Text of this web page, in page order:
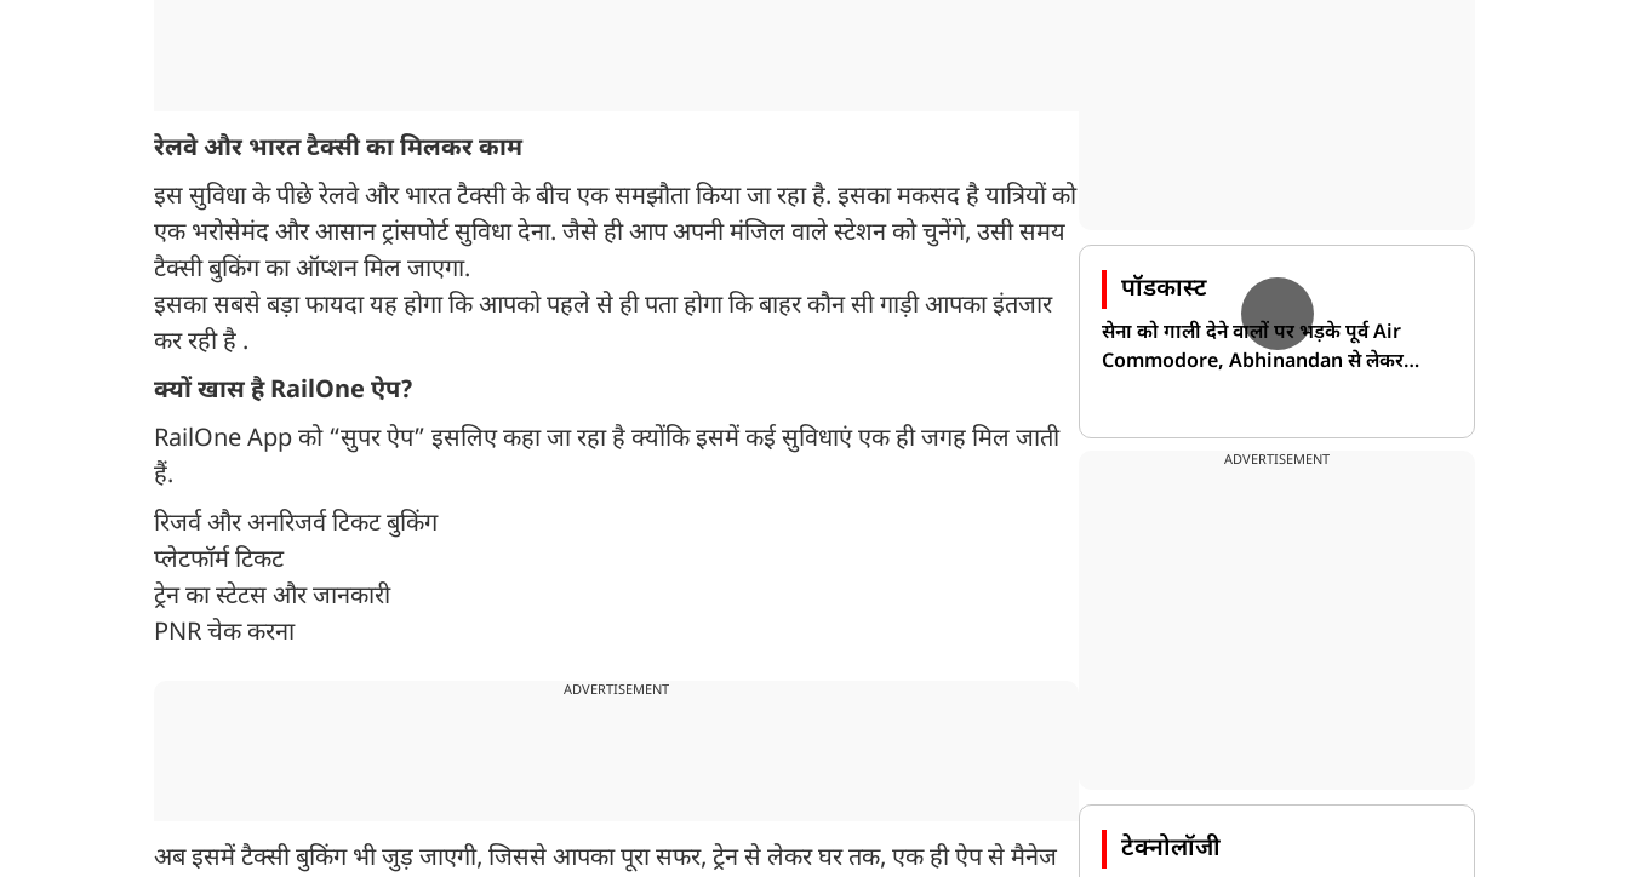
रेलवे और भारत टैक्सी का मिलकर काम
इस सुविधा के पीछे रेलवे और भारत टैक्सी के बीच एक समझौता किया जा रहा है. इसका मकसद है यात्रियों को
एक भरोसेमंद और आसान ट्रांसपोर्ट सुविधा देना. जैसे ही आप अपनी मंजिल वाले स्टेशन को चुनेंगे, उसी समय
टैक्सी बुकिंग का ऑप्शन मिल जाएगा.
इसका सबसे बड़ा फायदा यह होगा कि आपको पहले से ही पता होगा कि बाहर कौन सी गाड़ी आपका इंतजार
कर रही है .
क्यों खास है RailOne ऐप?
RailOne App को “सुपर ऐप” इसलिए कहा जा रहा है क्योंकि इसमें कई सुविधाएं एक ही जगह मिल जाती
हैं.
रिजर्व और अनरिजर्व टिकट बुकिंग
प्लेटफॉर्म टिकट
ट्रेन का स्टेटस और जानकारी
PNR चेक करना
ADVERTISEMENT
अब इसमें टैक्सी बुकिंग भी जुड़ जाएगी, जिससे आपका पूरा सफर, ट्रेन से लेकर घर तक, एक ही ऐप से मैनेज
पॉडकास्ट
सेना को गाली देने वालों पर भड़के पूर्व Air
Commodore, Abhinandan से लेकर
ADVERTISEMENT
टेक्नोलॉजी